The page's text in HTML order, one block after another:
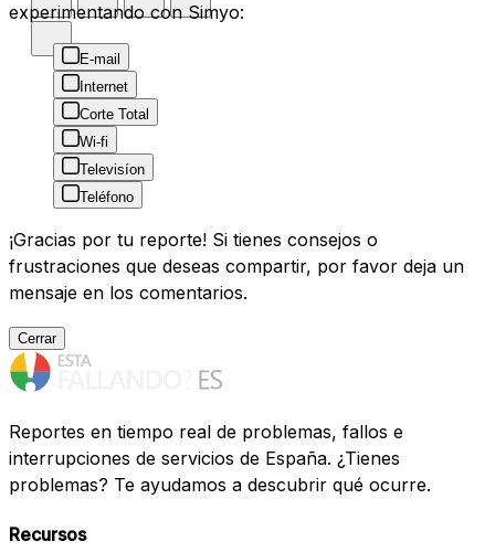
experimentando con Simyo:
E-mail
Internet
Corte Total
Wi-fi
Televisíon
Teléfono
¡Gracias por tu reporte! Si tienes consejos o
frustraciones que deseas compartir, por favor deja un
mensaje en los comentarios.
Cerrar
Reportes en tiempo real de problemas, fallos e
interrupciones de servicios de España. ¿Tienes
problemas? Te ayudamos a descubrir qué ocurre.
Recursos